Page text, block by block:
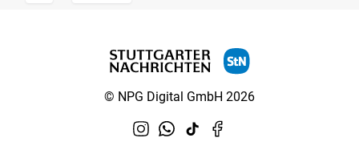
© NPG Digital GmbH 2026